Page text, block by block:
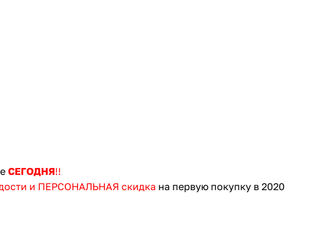
СЕГОДНЯ!!
и ПЕРСОНАЛЬНАЯ скидка на первую покупку в 2020